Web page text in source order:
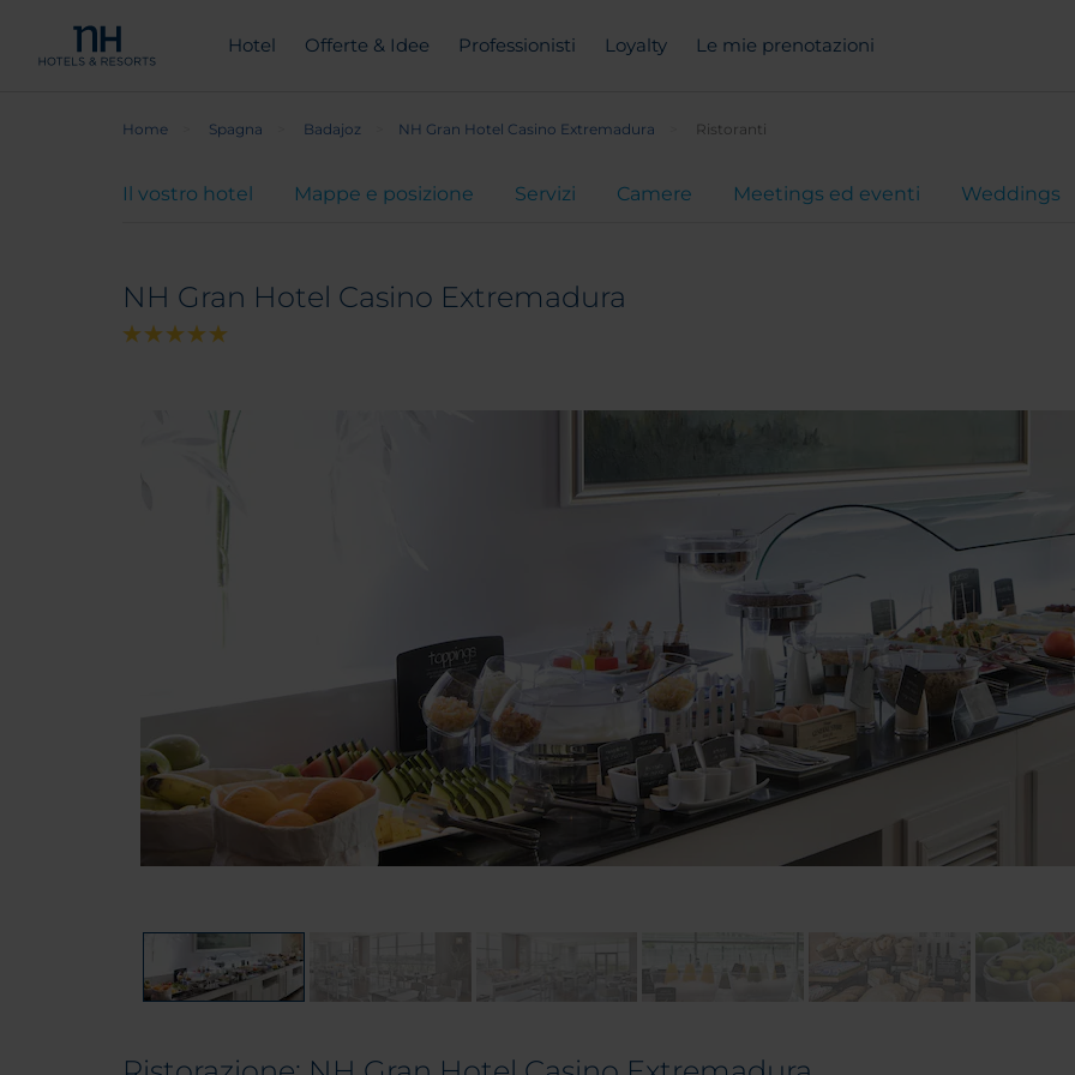
Hotel Offerte & Idee Professionisti Loyalty Le mie prenotazioni
Home Spagna Badajoz NH Gran Hotel Casino Extremadura Ristoranti
Il vostro hotel Mappe e posizione Servizi Camere Meetings ed eventi Weddings
NH Gran Hotel Casino Extremadura